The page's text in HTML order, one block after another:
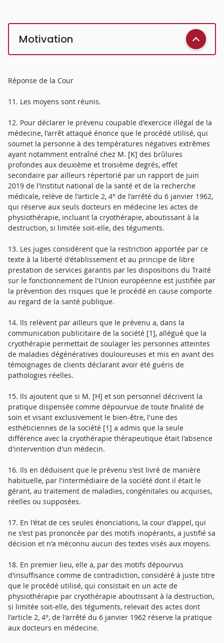
Motivation
Réponse de la Cour
11. Les moyens sont réunis.
12. Pour déclarer le prévenu coupable d'exercice illégal de la
médecine, l'arrêt attaqué énonce que le procédé utilisé, qui
soumet la personne à des températures négatives extrêmes
ayant notamment entraîné chez M. [K] des brûlures
profondes aux deuxième et troisième degrés, effet
secondaire par ailleurs répertorié par un rapport de juin
2019 de l'Institut national de la santé et de la recherche
médicale, relève de l'article 2, 4° de l'arrêté du 6 janvier 1962,
qui réserve aux seuls docteurs en médecine les actes de
physiothérapie, incluant la cryothérapie, aboutissant à la
destruction, si limitée soit-elle, des téguments.
13. Les juges considèrent que la restriction apportée par ce
texte à la liberté d'établissement et au principe de libre
prestation de services garantis par les dispositions du Traité
sur le fonctionnement de l'Union européenne est justifiée par
la prévention des risques que le procédé en cause comporte
au regard de la santé publique.
14. Ils relèvent par ailleurs que le prévenu a, dans la
communication publicitaire de la société [1], allégué que la
cryothérapie permettait de soulager les personnes atteintes
de maladies dégénératives douloureuses et mis en avant des
témoignages de clients déclarant avoir été guéris de
pathologies réelles.
15. Ils ajoutent que si M. [H] et son personnel décrivent la
pratique dispensée comme dépourvue de toute finalité de
soin et visant exclusivement le bien-être, l'une des
esthéticiennes de la société [1] a admis que la seule
différence avec la cryothérapie thérapeutique était l'absence
d'intervention d'un médecin.
16. Ils en déduisent que le prévenu s'est livré de manière
habituelle, par l'intermédiaire de la société dont il était le
gérant, au traitement de maladies, congénitales ou acquises,
réelles ou supposées.
17. En l'état de ces seules énonciations, la cour d'appel, qui
ne s'est pas prononcée par des motifs inopérants, a justifié sa
décision et n'a méconnu aucun des textes visés aux moyens.
18. En premier lieu, elle a, par des motifs dépourvus
d'insuffisance comme de contradiction, considéré à juste titre
que le procédé utilisé, qui consistait en un acte de
physiothérapie par cryothérapie aboutissant à la destruction,
si limitée soit-elle, des téguments, relevait des actes dont
l'article 2, 4°, de l'arrêté du 6 janvier 1962 réserve la pratique
aux docteurs en médecine.